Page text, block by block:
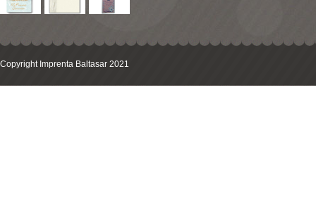
Copyright Imprenta Baltasar 2021